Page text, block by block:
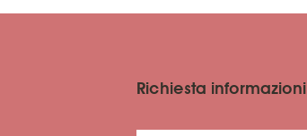
Richiesta informazioni